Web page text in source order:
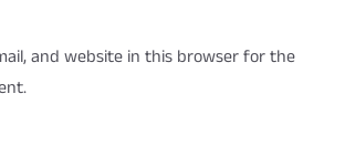
and website in this browser for the